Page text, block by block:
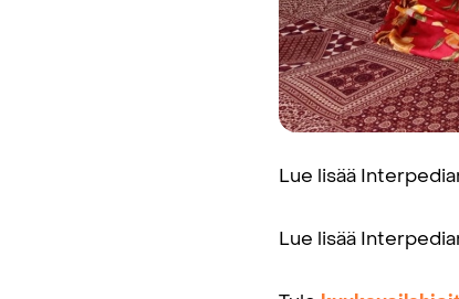
Lue lisää
Lue lisää